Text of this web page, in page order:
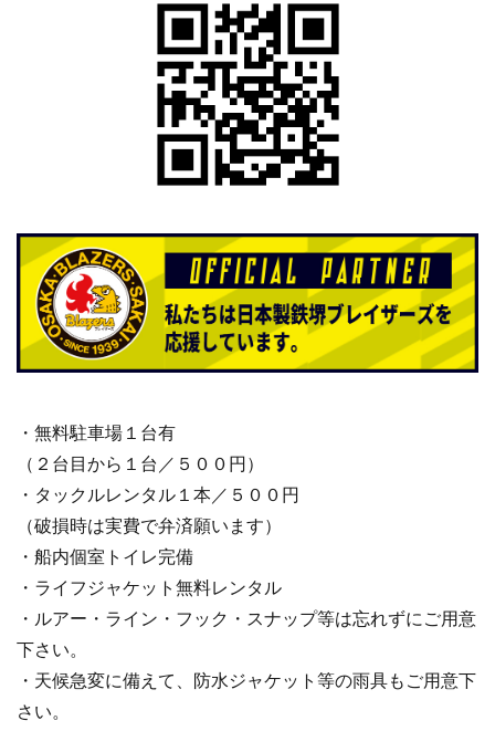
・無料駐車場１台有
（２台目から１台／５００円）
・タックルレンタル１本／５００円
（破損時は実費で弁済願います）
・船内個室トイレ完備
・ライフジャケット無料レンタル
・ルアー・ライン・フック・スナップ等は忘れずにご用意
下さい。
・天候急変に備えて、防水ジャケット等の雨具もご用意下
さい。